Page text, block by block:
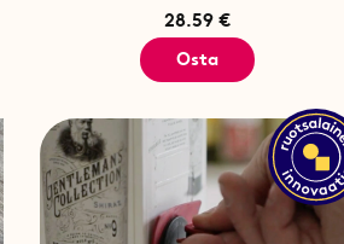
28.59 €
Osta